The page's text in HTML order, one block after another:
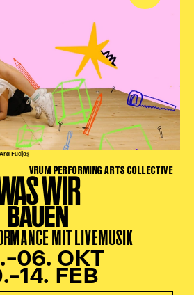
Fucijaš
VRUM PERFORMING ARTS COLLECTIVE
WIR
BAUEN
MIT LIVEMUSIK
OKT
FEB